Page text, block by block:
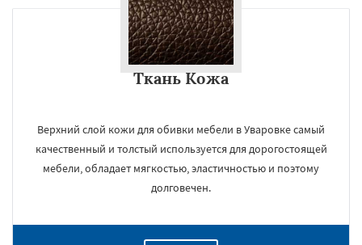
Ткань Кожа
Верхний слой кожи для обивки мебели в Уваровке самый
качественный и толстый используется для дорогостоящей
мебели, обладает мягкостью, эластичностью и поэтому
долговечен.